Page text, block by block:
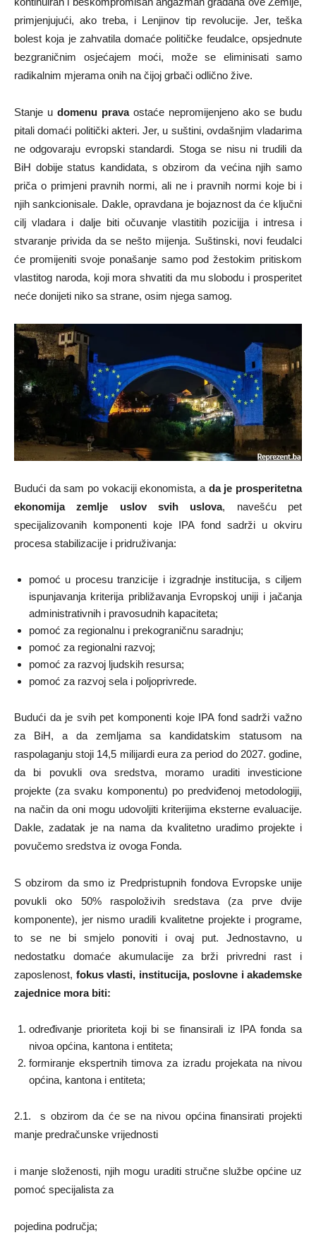
primjenjujući, ako treba, i Lenjinov tip revolucije. Jer, teška
bolest koja je zahvatila domaće političke feudalce, opsjednute
bezgraničnim osjećajem moći, može se eliminisati samo
radikalnim mjerama onih na čijoj grbači odlično žive.
Stanje u domenu pravaostaće nepromijenjeno ako se budu
pitali domaći politički akteri. Jer, u suštini, ovdašnjim vladarima
ne odgovaraju evropski standardi. Stoga se nisu ni trudili da
BiH dobije status kandidata, s obzirom da većina njih samo
priča o primjeni pravnih normi, ali ne i pravnih normi koje bi i
njih sankcionisale. Dakle, opravdana je bojaznost da će ključni
cilj vladara i dalje biti očuvanje vlastitih pozicijja i intresa i
stvaranje privida da se nešto mijenja. Suštinski, novi feudalci
će promijeniti svoje ponašanje samo pod žestokim pritiskom
vlastitog naroda, koji mora shvatiti da mu slobodu i prosperitet
neće donijeti niko sa strane, osim njega samog.
Budući da sam po vokaciji ekonomista, a da je prosperitetna
ekonomija zemlje uslov svih uslova, navešću pet
specijalizovanih komponenti koje IPA fond sadrži u okviru
procesa stabilizacije i pridruživanja:
pomoć u procesu tranzicije i izgradnje institucija, s ciljem
ispunjavanja kriterija približavanja Evropskoj uniji i jačanja
administrativnih i pravosudnih kapaciteta;
pomoć za regionalnu i prekograničnu saradnju;
pomoć za regionalni razvoj;
pomoć za razvoj ljudskih resursa;
pomoć za razvoj sela i poljoprivrede.
Budući da je svih pet komponenti koje IPA fond sadrži važno
za BiH, a da zemljama sa kandidatskim statusom na
raspolaganju stoji 14,5 milijardi eura za period do 2027. godine,
da bi povukli ova sredstva, moramo uraditi investicione
projekte (za svaku komponentu) po predviđenoj metodologiji,
na način da oni mogu udovoljiti kriterijima eksterne evaluacije.
Dakle, zadatak je na nama da kvalitetno uradimo projekte i
povučemo sredstva iz ovoga Fonda.
S obzirom da smo iz Predpristupnih fondova Evropske unije
povukli oko 50% raspoloživih sredstava (za prve dvije
komponente), jer nismo uradili kvalitetne projekte i programe,
to se ne bi smjelo ponoviti i ovaj put. Jednostavno, u
nedostatku domaće akumulacije za brži privredni rast i
zaposlenost, fokus vlasti, institucija, poslovne i akademske
zajednice mora biti:
određivanje prioriteta koji bi se finansirali iz IPA fonda sa
nivoa općina, kantona i entiteta;
formiranje ekspertnih timova za izradu projekata na nivou
općina, kantona i entiteta;
2.1. s obzirom da će se na nivou općina finansirati projekti
manje predračunske vrijednosti
i manje složenosti, njih mogu uraditi stručne službe općine uz
pomoć specijalista za
pojedina područja;